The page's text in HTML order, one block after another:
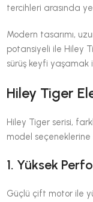
tercihleri arasında
Modern tasarımı,
potansiyeli ile Hiley
sürüş keyfi yaşamak
Hiley Tiger
Hiley Tiger serisi,
model seçeneklerine
1. Yüksek
Güçlü çift motor ile